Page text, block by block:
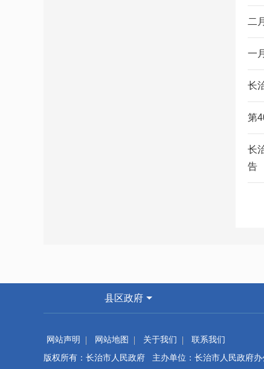
二
一
长
第
长
告
县区政府
网站声明 网站地图 关于我们
联系我们
版权所有：长治市人民政府 主办单位：长治市人民政府